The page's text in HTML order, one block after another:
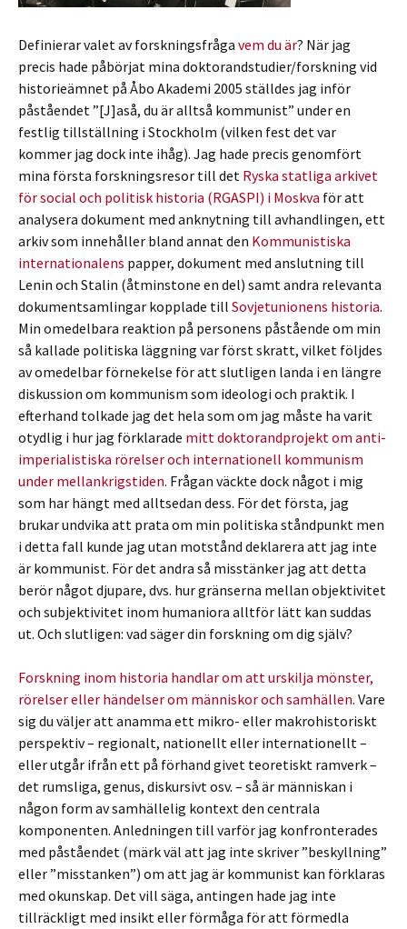
Definierar valet av forskningsfråga vem du är? När jag
precis hade påbörjat mina doktorandstudier/forskning vid
historieämnet på Åbo Akademi 2005 ställdes jag inför
påståendet ”[J]aså, du är alltså kommunist” under en
festlig tillställning i Stockholm (vilken fest det var
kommer jag dock inte ihåg). Jag hade precis genomfört
mina första forskningsresor till det Ryska statliga arkivet
för social och politisk historia (RGASPI) i Moskva för att
analysera dokument med anknytning till avhandlingen, ett
arkiv som innehåller bland annat den Kommunistiska
internationalens papper, dokument med anslutning till
Lenin och Stalin (åtminstone en del) samt andra relevanta
dokumentsamlingar kopplade till Sovjetunionens historia.
Min omedelbara reaktion på personens påstående om min
så kallade politiska läggning var först skratt, vilket följdes
av omedelbar förnekelse för att slutligen landa i en längre
diskussion om kommunism som ideologi och praktik. I
efterhand tolkade jag det hela som om jag måste ha varit
otydlig i hur jag förklarade mitt doktorandprojekt om anti-
imperialistiska rörelser och internationell kommunism
under mellankrigstiden. Frågan väckte dock något i mig
som har hängt med alltsedan dess. För det första, jag
brukar undvika att prata om min politiska ståndpunkt men
i detta fall kunde jag utan motstånd deklarera att jag inte
är kommunist. För det andra så misstänker jag att detta
berör något djupare, dvs. hur gränserna mellan objektivitet
och subjektivitet inom humaniora alltför lätt kan suddas
ut. Och slutligen: vad säger din forskning om dig själv?
Forskning inom historia handlar om att urskilja mönster,
rörelser eller händelser om människor och samhällen. Vare
sig du väljer att anamma ett mikro- eller makrohistoriskt
perspektiv – regionalt, nationellt eller internationellt –
eller utgår ifrån ett på förhand givet teoretiskt ramverk –
det rumsliga, genus, diskursivt osv. – så är människan i
någon form av samhällelig kontext den centrala
komponenten. Anledningen till varför jag konfronterades
med påståendet (märk väl att jag inte skriver ”beskyllning”
eller ”misstanken”) om att jag är kommunist kan förklaras
med okunskap. Det vill säga, antingen hade jag inte
tillräckligt med insikt eller förmåga för att förmedla